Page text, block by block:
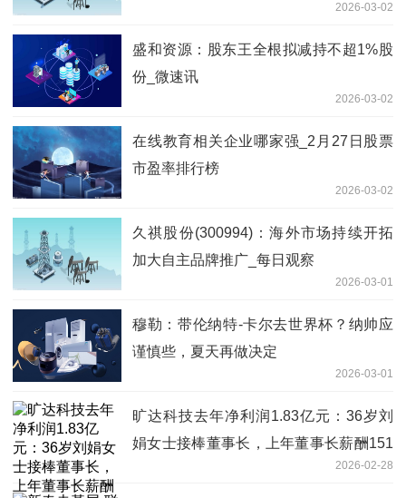
业上下游，积极投资具有发展潜质的行业
和企业
2026-03-02
盛和资源：股东王全根拟减持不超1%股
份_微速讯
2026-03-02
在线教育相关企业哪家强_2月27日股票
市盈率排行榜
2026-03-02
久祺股份(300994)：海外市场持续开拓
加大自主品牌推广_每日观察
2026-03-01
穆勒：带伦纳特-卡尔去世界杯？纳帅应
谨慎些，夏天再做决定
2026-03-01
旷达科技去年净利润1.83亿元：36岁刘
娟女士接棒董事长，上年董事长薪酬151
2026-02-28